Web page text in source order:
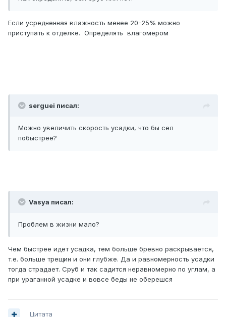
Если усредненная влажность менее 20-25% можно
приступать к отделке. Определять влагомером
serguei писал:
Можно увеличить скорость усадки, что бы сел
побыстрее?
Vasya писал:
Проблем в жизни мало?
Чем быстрее идет усадка, тем больше бревно раскрывается,
т.е. больше трещин и они глубже. Да и равномерность усадки
тогда страдает. Сруб и так садится неравномерно по углам, а
при ураганной усадке и вовсе беды не оберешся
Цитата